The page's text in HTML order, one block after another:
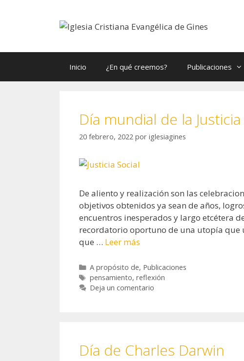
Inicio ¿En qué creemos? Publicaciones
Día mundial de la
20 febrero, 2022 por iglesiagines
De aliento y realización son las
objetivos obtenidos ya sean de años,
encuentros inesperados y largo etcétera
recordatorio oportuno de una utopía
que … Leer más
Categorías
A propósito de, Publicaciones
Etiquetas
pensamiento, reflexión
Deja un comentario
Día de Charles Darwin